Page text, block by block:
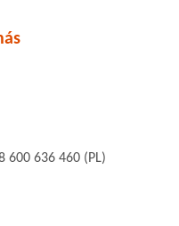
600 636 460 (PL)